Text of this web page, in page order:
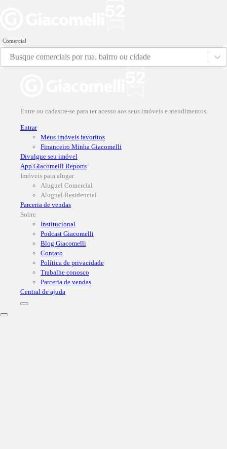
Comercial
Busque comerciais por rua, bairro ou cidade
Entre ou cadastre-se para ter acesso aos seus imóveis e atendimentos.
Entrar
Meus imóveis favoritos
Financeiro Minha Giacomelli
Divulgue seu imóvel
App Giacomelli Reports
Imóveis para alugar
Aluguel Comercial
Aluguel Residencial
Parceria de vendas
Sobre
Institucional
Podcast Giacomelli
Blog Giacomelli
Contato
Política de privacidade
Trabalhe conosco
Parceria de vendas
Central de ajuda